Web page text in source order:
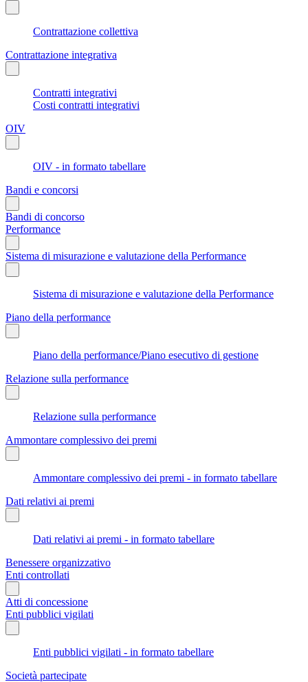
Contrattazione collettiva
Contrattazione integrativa
Contratti integrativi
Costi contratti integrativi
OIV
OIV - in formato tabellare
Bandi e concorsi
Bandi di concorso
Performance
Sistema di misurazione e valutazione della Performance
Sistema di misurazione e valutazione della Performance
Piano della performance
Piano della performance/Piano esecutivo di gestione
Relazione sulla performance
Relazione sulla performance
Ammontare complessivo dei premi
Ammontare complessivo dei premi - in formato tabellare
Dati relativi ai premi
Dati relativi ai premi - in formato tabellare
Benessere organizzativo
Enti controllati
Atti di concessione
Enti pubblici vigilati
Enti pubblici vigilati - in formato tabellare
Società partecipate